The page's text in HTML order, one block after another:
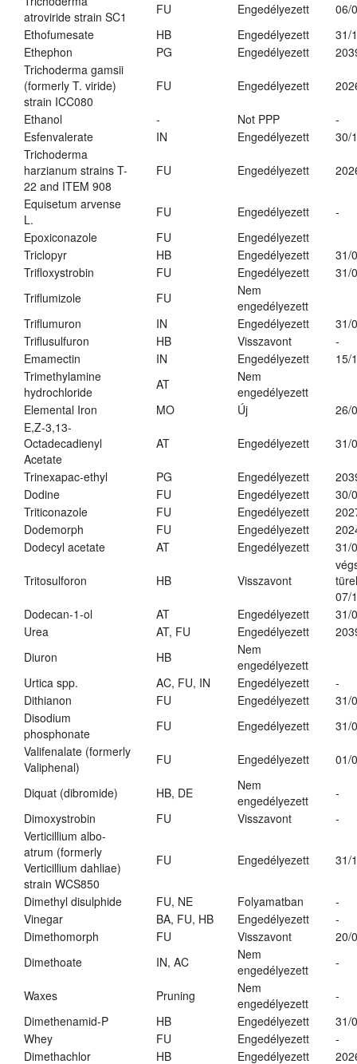
atroviride strain SC1
FU Engedélyezett
06/
Ethofumesate
HB Engedélyezett
31/
Ethephon
PG Engedélyezett
Trichoderma gamsii
(formerly T. viride)
strain ICC080
FU Engedélyezett
Ethanol - Not PPP
-
Esfenvalerate
IN Engedélyezett
30/
Trichoderma
harzianum strains T-
22 and ITEM 908
FU Engedélyezett
Equisetum arvense
L.
FU Engedélyezett
-
Epoxiconazole
FU
Engedélyezett
Triclopyr
HB Engedélyezett
31/
Trifloxystrobin
FU Engedélyezett
31/
Triflumizole
FU
Nem
engedélyezett
Triflumuron
IN Engedélyezett
31/
Triflusulfuron
HB Visszavont
-
Emamectin
IN Engedélyezett
15/
Trimethylamine
hydrochloride
AT
Nem
engedélyezett
Elemental Iron
MO Új
26/
E,Z-3,13-
Octadecadienyl
Acetate
AT Engedélyezett 31/
Trinexapac-ethyl PG Engedélyezett
Dodine
FU Engedélyezett
30/
Triticonazole
FU Engedélyezett
Dodemorph
FU Engedélyezett
Dodecyl acetate
AT Engedélyezett 31/
Tritosulforon HB Visszavont
07/
Dodecan-1-ol
AT Engedélyezett
31/
Urea
AT, FU Engedélyezett
Diuron
HB
Nem
engedélyezett
Urtica spp.
AC, FU, IN Engedélyezett
-
Dithianon
FU Engedélyezett
31/
Disodium
phosphonate
FU Engedélyezett
31/
Valifenalate (formerly
Valiphenal)
FU Engedélyezett 01/
Diquat (dibromide) HB, DE
Nem
engedélyezett
-
Dimoxystrobin
FU Visszavont
-
Verticillium albo-
atrum (formerly
Verticillium dahliae)
strain WCS850
FU Engedélyezett 31/
Dimethyl disulphide FU, NE Folyamatban
-
Vinegar
BA, FU, HB Engedélyezett
-
Dimethomorph
FU Visszavont
20/
Dimethoate
IN, AC
Nem
engedélyezett
-
Waxes Pruning
Nem
engedélyezett
-
Dimethenamid-P
HB Engedélyezett
31/
Whey
FU Engedélyezett
-
Dimethachlor
HB Engedélyezett